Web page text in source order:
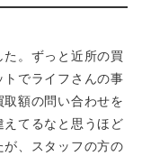
。ずっと近所の買
でライフさんの事
額の問い合わせを
えてるなと思うほど
、スタッフの方の